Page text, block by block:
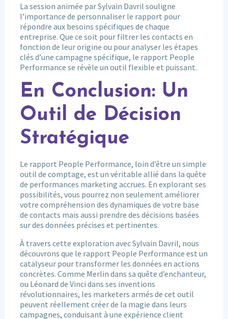
La session animée par Sylvain Davril souligne
l’importance de personnaliser le rapport pour
répondre aux besoins spécifiques de chaque
entreprise. Que ce soit pour filtrer les contacts en
fonction de leur origine ou pour analyser les étapes
clés d’une campagne spécifique, le rapport People
Performance se révèle un outil flexible et puissant.
En Conclusion: Un
Outil de Décision
Stratégique
Le rapport People Performance, loin d’être un simple
outil de comptage, est un véritable allié dans la quête
de performances marketing accrues. En explorant ses
possibilités, vous pourrez non seulement améliorer
votre compréhension des dynamiques de votre base
de contacts mais aussi prendre des décisions basées
sur des données précises et pertinentes.
À travers cette exploration avec Sylvain Davril, nous
découvrons que le rapport People Performance est un
catalyseur pour transformer les données en actions
concrètes. Comme Merlin dans sa quête d’enchanteur,
ou Léonard de Vinci dans ses inventions
révolutionnaires, les marketers armés de cet outil
peuvent réellement créer de la magie dans leurs
campagnes, conduisant à une expérience client